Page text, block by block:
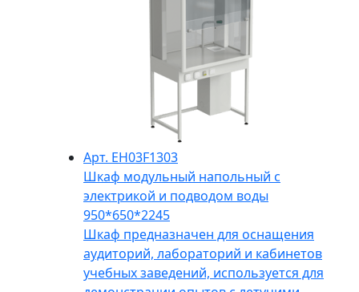
Арт. EH03F1303
Шкаф модульный напольный с
электрикой и подводом воды
950*650*2245
Шкаф предназначен для оснащения
аудиторий, лабораторий и кабинетов
учебных заведений, используется для